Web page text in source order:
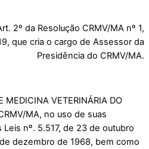
2º da Resolução CRMV/MA nº 1,
que cria o cargo de Assessor da
Presidência do CRMV/MA.
MEDICINA VETERINÁRIA DO
MA, no uso de suas
nº. 5.517, de 23 de outubro
dezembro de 1968, bem como